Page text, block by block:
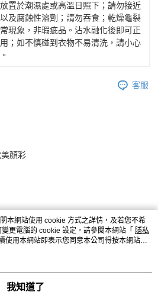
置於潮濕處或高溫日照下；請勿接近
及腐蝕性溶劑；請勿吞食；乾燥龜裂
現象，非瑕疵品。沾水融化後即可正
；如不慎碰到衣物不易清洗，請小心
客服
顏彩
本網站使用 cookie 方式之詳情，及若您不希
更電腦的 cookie 設定，請參閱本網站「 隱私
使用本網站即表示您同意本公司得按本網站使
。
我知道了